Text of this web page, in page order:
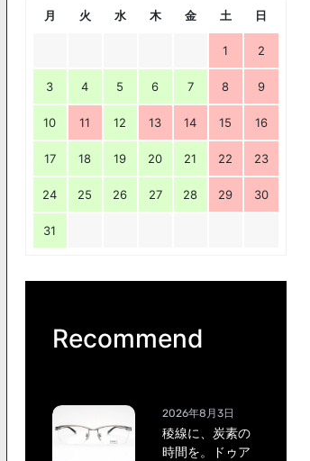
月 火 水 木 金 土 日
1 2
3 4 5 6 7 8 9
10 11 12 13 14 15 16
17 18 19 20 21 22 23
24 25 26 27 28 29 30
31
Recommend
2026年8月3日
稜線に、炭素の
時間を。ドゥア